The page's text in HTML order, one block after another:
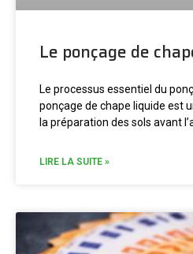
Le ponçage de
Le processus essentiel du
ponçage de chape liquide est
la préparation des sols avant
LIRE LA SUITE »